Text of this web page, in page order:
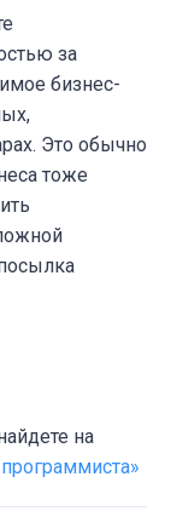
за
бизнес-
Это обычно
тоже
на